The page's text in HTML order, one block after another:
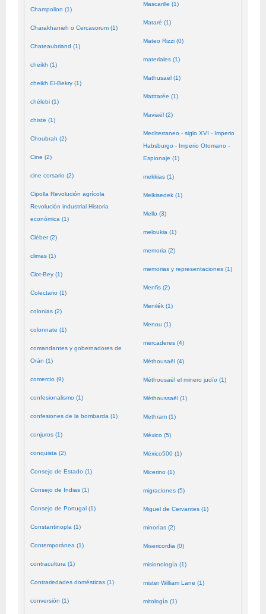
Champolion (1)
Charakhanieh o Cercasorum (1)
Chateaubriand (1)
cheikh (1)
cheikh El-Bekry (1)
chélebi (1)
chiste (1)
Choubrah (2)
Cine (2)
cine corsario (2)
Cipolla Revolución agrícola
Revolución industrial Historia
económica (1)
Cléber (2)
climas (1)
Clot-Bey (1)
Colectario (1)
colonias (2)
colonnate (1)
comandantes y gobernadores de
Orán (1)
comercio (9)
confesionalismo (1)
confesiones de la bombarda (1)
conjuros (1)
conquista (2)
Consejo de Estado (1)
Consejo de Indias (1)
Consejo de Portugal (1)
Constantinopla (1)
Contemporánea (1)
contracultura (1)
Contrariedades domésticas (1)
conversión (1)
Mascarille (1)
Mataré (1)
Mateo Rizzi (0)
materiales (1)
Mathusaël (1)
Matttarée (1)
Maviaël (2)
Mediterraneo - siglo XVI - Imperio
Habsburgo - Imperio Otomano -
Espionaje (1)
mekkias (1)
Melkisedek (1)
Mello (3)
meloukia (1)
memoria (2)
memorias y representaciones (1)
Menfis (2)
Menilék (1)
Menou (1)
mercaderes (4)
Méthousaël (4)
Méthousaël el minero judío (1)
Méthoussaël (1)
Methram (1)
México (5)
México500 (1)
Micerino (1)
migraciones (5)
Miguel de Cervantes (1)
minorías (2)
Misericordia (0)
misionología (1)
mister William Lane (1)
mitología (1)